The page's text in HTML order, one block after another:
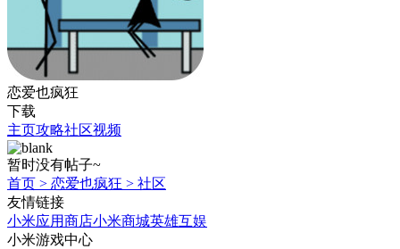
恋爱也疯狂
下载
主页攻略社区视频
暂时没有帖子~
首页 > 恋爱也疯狂 > 社区
友情链接
小米应用商店小米商城英雄互娱
小米游戏中心